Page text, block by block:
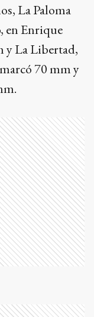
La Paloma
en Enrique
y La Libertad,
70 mm y